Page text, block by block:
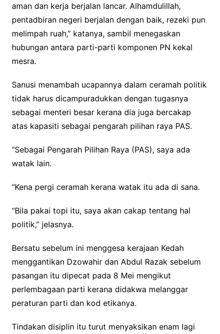
aman dan kerja berjalan lancar. Alhamdulillah,
pentadbiran negeri berjalan dengan baik, rezeki pun
melimpah ruah,” katanya, sambil menegaskan
hubungan antara parti-parti komponen PN kekal
mesra.
Sanusi menambah ucapannya dalam ceramah politik
tidak harus dicampuradukkan dengan tugasnya
sebagai menteri besar kerana dia juga bercakap
atas kapasiti sebagai pengarah pilihan raya PAS.
“Sebagai Pengarah Pilihan Raya (PAS), saya ada
watak lain.
“Kena pergi ceramah kerana watak itu ada di sana.
“Bila pakai topi itu, saya akan cakap tentang hal
politik,” jelasnya.
Bersatu sebelum ini menggesa kerajaan Kedah
menggantikan Dzowahir dan Abdul Razak sebelum
pasangan itu dipecat pada 8 Mei mengikut
perlembagaan parti kerana didakwa melanggar
peraturan parti dan kod etikanya.
Tindakan disiplin itu turut menyaksikan enam lagi